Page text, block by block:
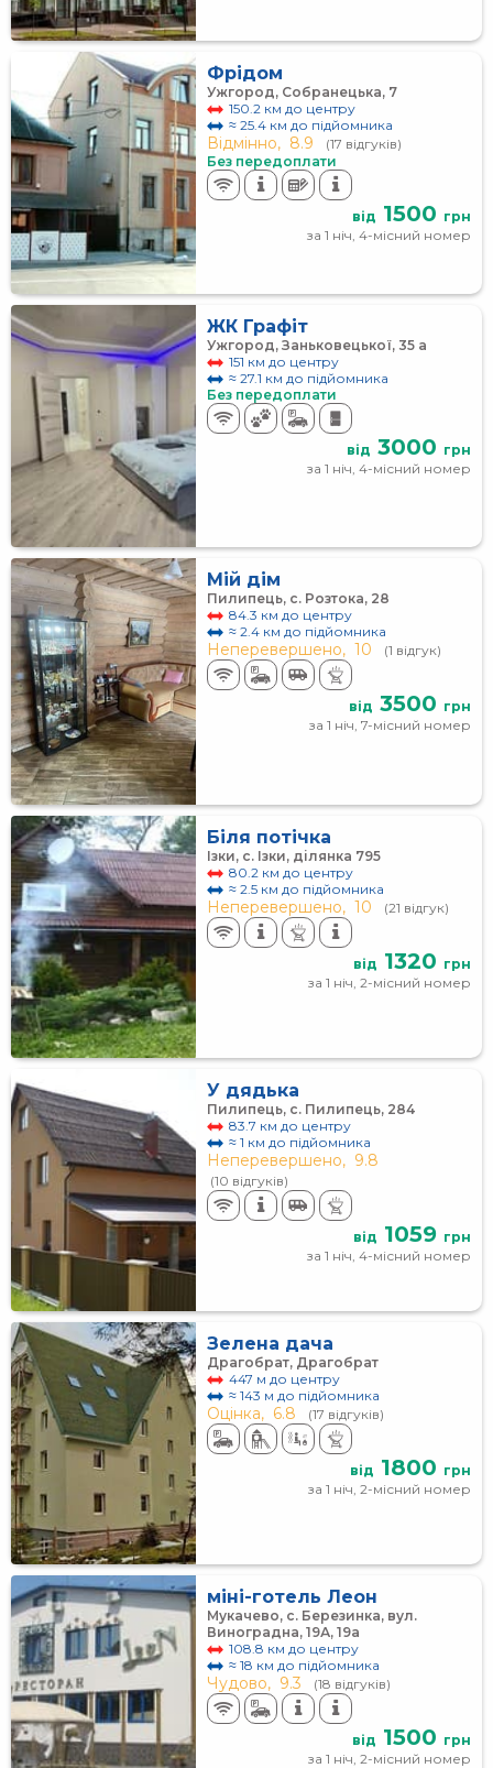
Фрідом
Ужгород, Собранецька, 7
150.2 км до центру
≈ 25.4 км до підйомника
Відмінно, 8.9
(17 відгуків)
Без передоплати
від 1500 грн
за 1 ніч, 4-місний номер
ЖК Графіт
Ужгород, Заньковецької, 35 а
151 км до центру
≈ 27.1 км до підйомника
Без передоплати
від 3000 грн
за 1 ніч, 4-місний номер
Мій дім
Пилипець, с. Розтока, 28
84.3 км до центру
≈ 2.4 км до підйомника
Неперевершено, 10 (1 відгук)
від 3500 грн
за 1 ніч, 7-місний номер
Біля потічка
Ізки, с. Ізки, ділянка 795
80.2 км до центру
≈ 2.5 км до підйомника
Неперевершено, 10 (21 відгук)
від 1320 грн
за 1 ніч, 2-місний номер
У дядька
Пилипець, с. Пилипець, 284
83.7 км до центру
≈ 1 км до підйомника
Неперевершено, 9.8
(10 відгуків)
від 1059 грн
за 1 ніч, 4-місний номер
Зелена дача
Драгобрат, Драгобрат
447 м до центру
≈ 143 м до підйомника
Оцінка, 6.8 (17 відгуків)
від 1800 грн
за 1 ніч, 2-місний номер
міні-готель Леон
Мукачево, с. Березинка, вул.
Виноградна, 19А, 19а
108.8 км до центру
≈ 18 км до підйомника
Чудово, 9.3 (18 відгуків)
від 1500 грн
за 1 ніч, 2-місний номер